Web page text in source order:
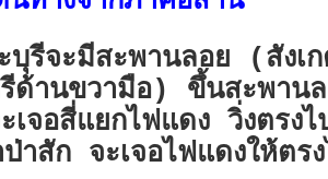
บุรีจะมีสะพานลอย (สังเ
ด้านขวามือ) ขึ้นสะพาน
เจอสี่แยกไฟแดง วิ่งตรง
าสัก จะเจอไฟแดงให้ตร